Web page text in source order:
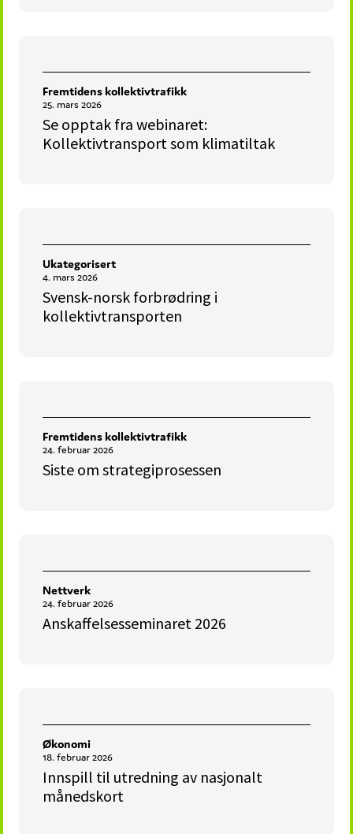
Fremtidens kollektivtrafikk
25. mars 2026
Se opptak fra webinaret:
Kollektivtransport som klimatiltak
Ukategorisert
4. mars 2026
Svensk-norsk forbrødring i
kollektivtransporten
Fremtidens kollektivtrafikk
24. februar 2026
Siste om strategiprosessen
Nettverk
24. februar 2026
Anskaffelsesseminaret 2026
Økonomi
18. februar 2026
Innspill til utredning av nasjonalt
månedskort